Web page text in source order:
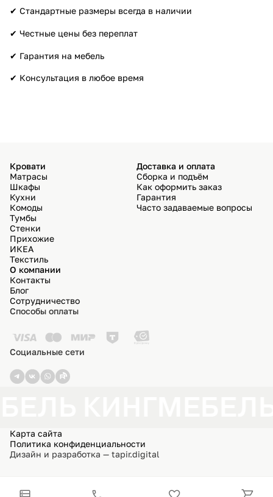
✔ Стандартные размеры всегда в наличии
✔ Честные цены без переплат
✔ Гарантия на мебель
✔ Консультация в любое время
Кровати
Матрасы
Шкафы
Кухни
Комоды
Тумбы
Стенки
Прихожие
ИКЕА
Текстиль
Доставка и оплата
Сборка и подъём
Как оформить заказ
Гарантия
Часто задаваемые вопросы
О компании
Контакты
Блог
Сотрудничество
Способы оплаты
Социальные сети
Карта сайта
Политика конфиденциальности
Дизайн и разработка — tapir.digital